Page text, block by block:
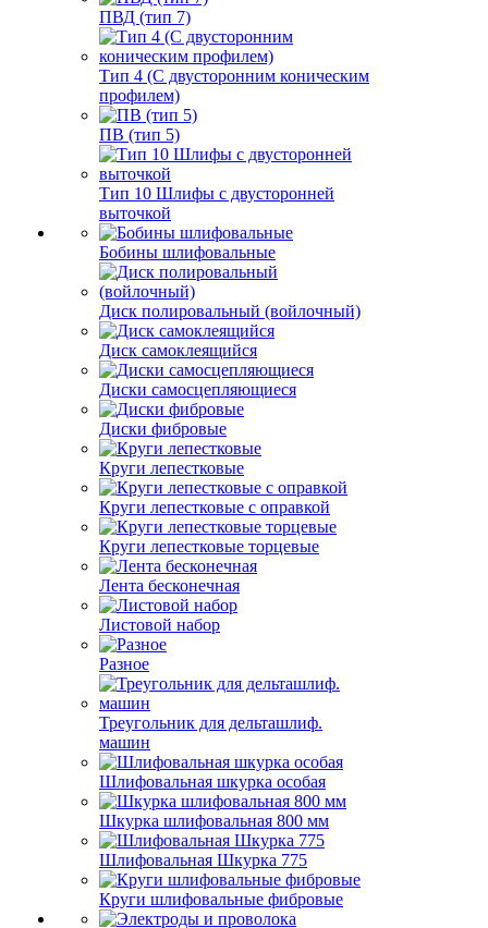
ПВД (тип 7)
Тип 4 (С двусторонним коническим
профилем)
ПВ (тип 5)
Тип 10 Шлифы с двусторонней
выточкой
Бобины шлифовальные
Диск полировальный (войлочный)
Диск самоклеящийся
Диски самосцепляющиеся
Диски фибровые
Круги лепестковые
Круги лепестковые с оправкой
Круги лепестковые торцевые
Лента бесконечная
Листовой набор
Разное
Треугольник для дельташлиф.
машин
Шлифовальная шкурка особая
Шкурка шлифовальная 800 мм
Шлифовальная Шкурка 775
Круги шлифовальные фибровые